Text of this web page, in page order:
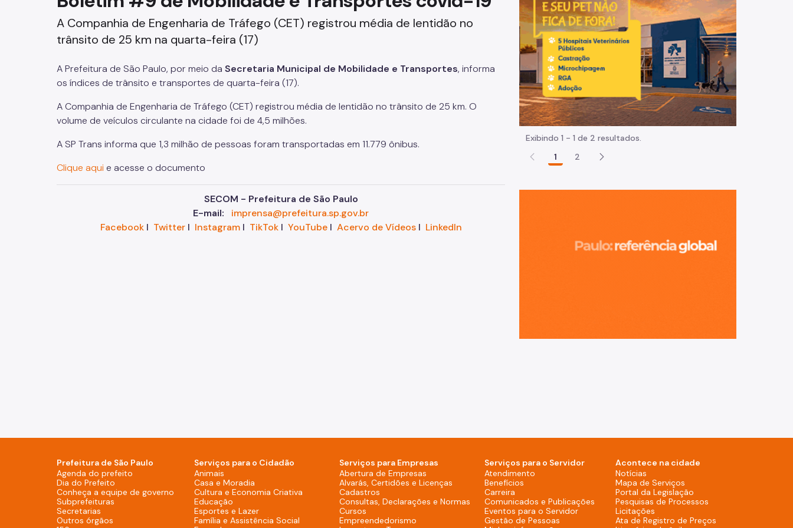
Funerários e Cemiteriais
Mobilidade Urbana e Transporte
Trabalho
Impostos e Taxas
Licitações e Fornecedores
Normas e procedimentos
A Companhia de Engenharia de Tráfego (CET) registrou média de lentidão no
trânsito de 25 km na quarta-feira (17)
A Prefeitura de São Paulo, por meio da Secretaria Municipal de Mobilidade e Transportes, informa
os índices de trânsito e transportes de quarta-feira (17).
A Companhia de Engenharia de Tráfego (CET) registrou média de lentidão no trânsito de 25 km. O
volume de veículos circulante na cidade foi de 4,5 milhões.
A SP Trans informa que 1,3 milhão de pessoas foram transportadas em 11.779 ônibus.
Clique aqui e acesse o documento
SECOM - Prefeitura de São Paulo
E-mail:
imprensa@prefeitura.sp.gov.br
FacebookI TwitterI InstagramI TikTokI YouTubeI Acervo de VídeosI LinkedIn
Exibindo 1 - 1 de 2 resultados.
1
2
Prefeitura de São Paulo
Agenda do prefeito Agenda do prefeito (Rodapé - Desktop)
Dia do Prefeito Dia do Prefeito (Rodapé - Desktop)
Conheça a equipe de governo Conheça a equipe de governo (Rodapé - Desktop)
Subprefeituras Subprefeituras (Rodapé - Desktop)
Secretarias Secretarias (Rodapé - Desktop)
Outros órgãos Outros órgãos (Rodapé - Desktop)
Serviços para o Cidadão
Animais
Casa e Moradia
Cultura e Economia Criativa
Educação
Esportes e Lazer
Família e Assistência Social
Serviços para Empresas
Abertura de Empresas
Alvarás, Certidões e Licenças
Cadastros
Consultas, Declarações e Normas
Cursos
Empreendedorismo
Serviços para o Servidor
Atendimento
Benefícios
Carreira
Comunicados e Publicações
Eventos para o Servidor
Gestão de Pessoas
Acontece na cidade
NotíciasNotícias (Rodapé - Desktop)
Mapa de ServiçosMapa de Serviços
Portal da LegislaçãoPortal da Legislação
Pesquisas de ProcessosPesquisas de
LicitaçõesLicitações (Rodapé - Desktop)
Ata de Registro de PreçosAta de Registro de